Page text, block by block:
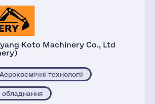
Koto Machinery Co., Ltd
Аерокосмічні технології